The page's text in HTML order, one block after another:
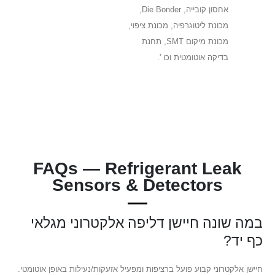
מכונת ליטוגרפיה, מכונת ציפוי,
מכונת מיקום SMT, תחנת
בדיקה אוטומטית וכו '.
FAQs — Refrigerant Leak
Sensors & Detectors
במה שונה חיישן דליפה אלקטרוני מגלאי
כף יד?
חיישן אלקטרוני קבוע פועל ברציפות ומפעיל אזעקות/נעילות באופן אוטומטי.